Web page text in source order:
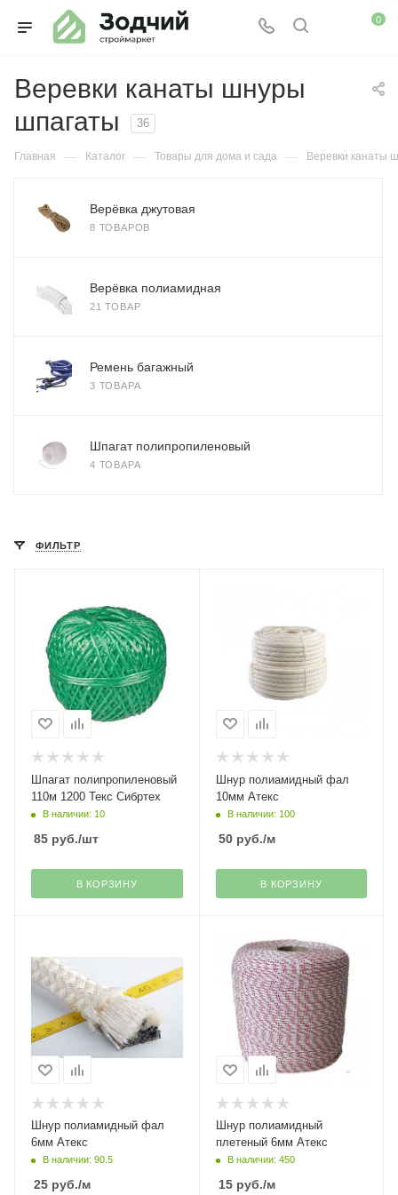
0
Веревки канаты шнуры
шпагаты
36
Главная — Каталог — Товары для дома и сада — Веревки канаты
Верёвка джутовая
8 ТОВАРОВ
Верёвка полиамидная
21 ТОВАР
Ремень багажный
3 ТОВАРА
Шпагат полипропиленовый
4 ТОВАРА
ФИЛЬТР
Шпагат полипропиленовый
110м 1200 Текс Сибртех
В наличии: 10
85 руб./шт
В КОРЗИНУ
Шнур полиамидный фал
10мм Атекс
В наличии: 100
50руб./м
В КОРЗИНУ
Шнур полиамидный фал
6мм Атекс
В наличии: 90.5
25 руб./м
Шнур полиамидный
плетеный 6мм Атекс
В наличии: 450
15руб./м